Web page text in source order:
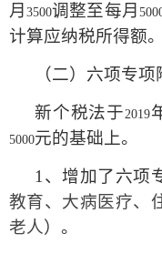
月3500调整至每月
计算应纳税所得额。
（二）六项专
新个税法于2019
5000元的基础上。
1、增加了六项
教育、大病医疗、
老人）。